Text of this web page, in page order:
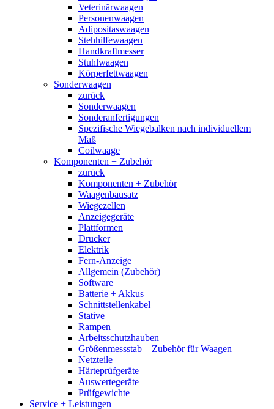
Veterinärwaagen
Personenwaagen
Adipositaswaagen
Stehhilfewaagen
Handkraftmesser
Stuhlwaagen
Körperfettwaagen
Sonderwaagen
zurück
Sonderwaagen
Sonderanfertigungen
Spezifische Wiegebalken nach individuellem
Maß
Coilwaage
Komponenten + Zubehör
zurück
Komponenten + Zubehör
Waagenbausatz
Wiegezellen
Anzeigegeräte
Plattformen
Drucker
Elektrik
Fern-Anzeige
Allgemein (Zubehör)
Software
Batterie + Akkus
Schnittstellenkabel
Stative
Rampen
Arbeitsschutzhauben
Größenmessstab – Zubehör für Waagen
Netzteile
Härteprüfgeräte
Auswertegeräte
Prüfgewichte
Service + Leistungen